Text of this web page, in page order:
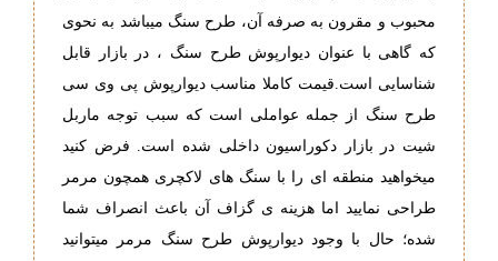
محبوب و مقرون به صرفه آن، طرح سنگ میباشد به نحوی
که گاهی با عنوان دیوارپوش طرح سنگ ، در بازار قابل
شناسایی است.قیمت کاملا مناسب دیوارپوش پی وی سی
طرح سنگ از جمله عواملی است که سبب توجه ماربل
شیت در بازار دکوراسیون داخلی شده است. فرض کنید
میخواهید منطقه ای را با سنگ های لاکچری همچون مرمر
طراحی نمایید اما هزینه ی گزاف آن باعث انصراف شما
شده؛ حال با وجود دیوارپوش طرح سنگ مرمر میتوانید